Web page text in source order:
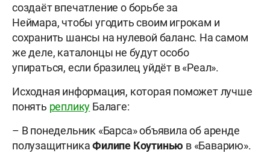
создаёт впечатление о борьбе за
Неймара, чтобы угодить своим игрокам и
сохранить шансы на нулевой баланс. На самом
же деле, каталонцы не будут особо
упираться, если бразилец уйдёт в «Реал».
Исходная информация, которая поможет лучше
понять реплику Балаге:
– В понедельник «Барса» объявила об аренде
полузащитникаФилипе Коутинью в «Баварию».